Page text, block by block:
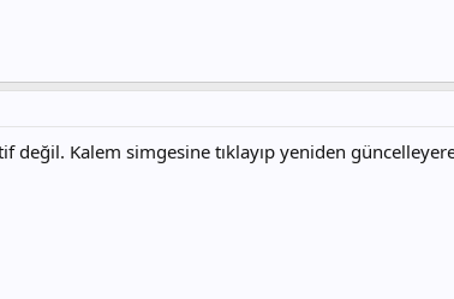
değil. Kalem simgesine tıklayıp yeniden